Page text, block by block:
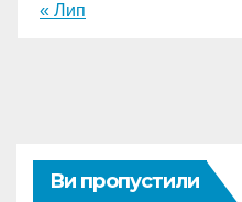
« Лип
Ви пропустили